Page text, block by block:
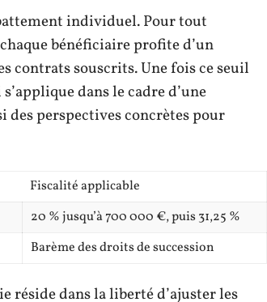
individuel. Pour tout
bénéficiaire profite d’un
contrats souscrits. Une fois ce seuil
dans le cadre d’une
des perspectives concrètes pour
Fiscalité applicable
20 % jusqu’à 700 000 €, puis 31,25 %
Barème des droits de succession
réside dans la liberté d’ajuster les